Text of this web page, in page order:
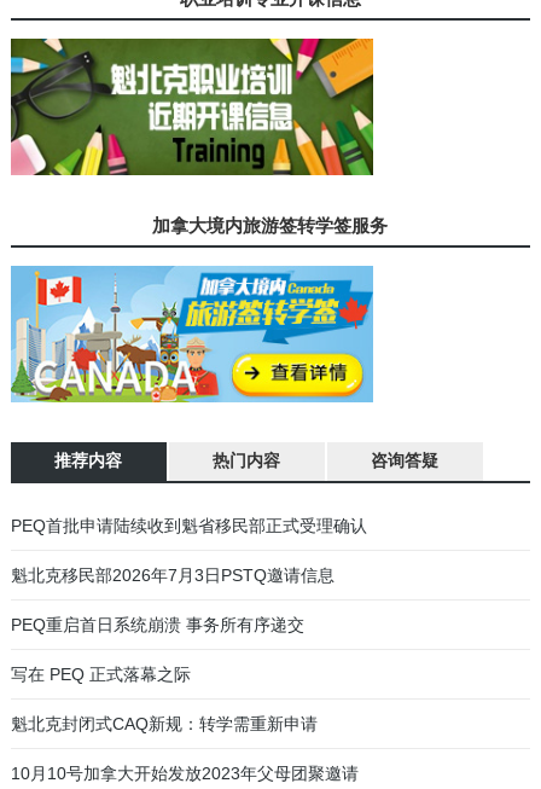
加拿大境内旅游签转学签服务
推荐内容 热门内容 咨询答疑
01 加拿大魁北克省蒙特利尔驾照笔试、路考流程说明
02 魁瓜之家年终巨献：魁北克法语面试音频指导
03 有关近期PEQ申请人收到延期信和面试信的通知
04 魁北克移民部今日公布经验类移民PEQ新政
05 魁省PEQ及技术移民联邦阶段申请进度统计
06 PEQ魁北克经验类快速移民通道